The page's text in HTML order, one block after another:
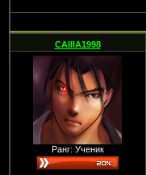
CAIIIA1998
Ранг: Ученик